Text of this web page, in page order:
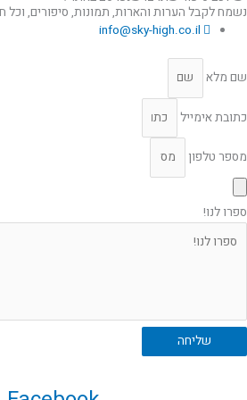
נשמח לקבל הערות והארות, תמונות, סיפורים, וכל
info@sky-high.co.il
שם מלא
כתובת אימייל
מספר טלפון
ספרו לנו!
שליחה